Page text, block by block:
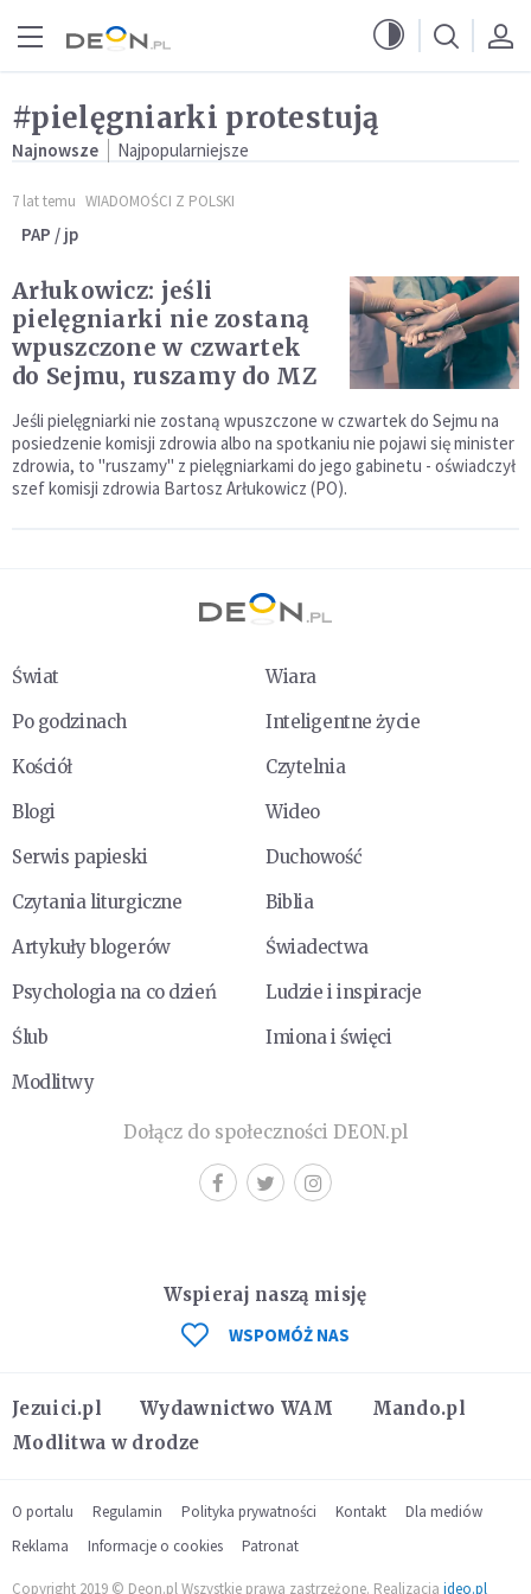
#pielęgniarki protestują
Najnowsze Najpopularniejsze
7 lat temu WIADOMOŚCI Z POLSKI
PAP / jp
Arłukowicz: jeśli
pielęgniarki nie zostaną
wpuszczone w czwartek
do Sejmu, ruszamy do MZ
Jeśli pielęgniarki nie zostaną wpuszczone w czwartek do Sejmu na
posiedzenie komisji zdrowia albo na spotkaniu nie pojawi się minister
zdrowia, to "ruszamy" z pielęgniarkami do jego gabinetu - oświadczył
szef komisji zdrowia Bartosz Arłukowicz (PO).
Świat
Wiara
Po godzinach
Inteligentne życie
Kościół
Czytelnia
Blogi
Wideo
Serwis papieski
Duchowość
Czytania liturgiczne
Biblia
Artykuły blogerów
Świadectwa
Psychologia na co dzień
Ludzie i inspiracje
Ślub
Imiona i święci
Modlitwy
Dołącz do społeczności DEON.pl
Jezuici.pl Wydawnictwo WAM
Mando.pl
Modlitwa w drodze
Wspieraj naszą misję
WSPOMÓŻ NAS
O portalu Regulamin Polityka prywatności Kontakt
Dla mediów
Reklama
Informacje o cookies Patronat
Copyright 2019 © Deon.pl Wszystkie prawa zastrzeżone. Realizacja ideo.pl